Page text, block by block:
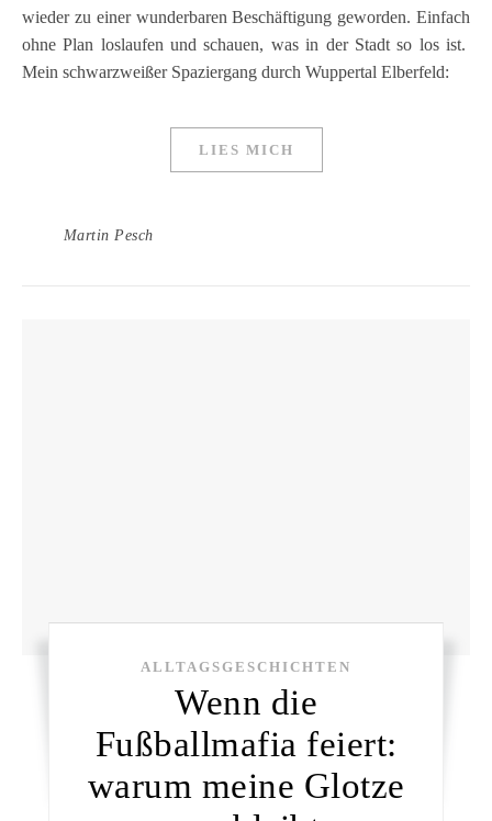
wieder zu einer wunderbaren Beschäftigung geworden. Einfach
ohne Plan loslaufen und schauen, was in der Stadt so los ist.
Mein schwarzweißer Spaziergang durch Wuppertal Elberfeld:
LIES MICH
Martin Pesch
ALLTAGSGESCHICHTEN
Wenn die
Fußballmafia feiert:
warum meine Glotze